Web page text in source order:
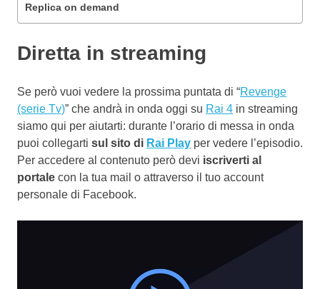
Replica on demand
Diretta in streaming
Se però vuoi vedere la prossima puntata di “Revenge
(serie Tv)” che andrà in onda oggi su Rai 4 in streaming
siamo qui per aiutarti: durante l’orario di messa in onda
puoi collegarti sul sito di Rai Play per vedere l’episodio.
Per accedere al contenuto però devi iscriverti al
portale con la tua mail o attraverso il tuo account
personale di Facebook.